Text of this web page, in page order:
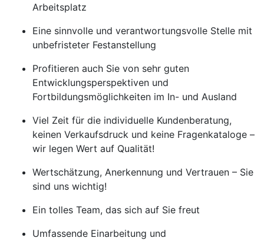
Arbeitsplatz
Eine sinnvolle und verantwortungsvolle Stelle mit
unbefristeter Festanstellung
Profitieren auch Sie von sehr guten
Entwicklungsperspektiven und
Fortbildungsmöglichkeiten im In- und Ausland
Viel Zeit für die individuelle Kundenberatung,
keinen Verkaufsdruck und keine Fragenkataloge –
wir legen Wert auf Qualität!
Wertschätzung, Anerkennung und Vertrauen – Sie
sind uns wichtig!
Ein tolles Team, das sich auf Sie freut
Umfassende Einarbeitung und